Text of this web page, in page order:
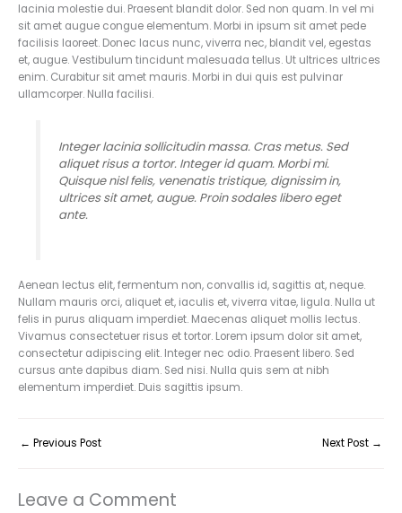
lacinia molestie dui. Praesent blandit dolor. Sed non quam. In vel mi
sit amet augue congue elementum. Morbi in ipsum sit amet pede
facilisis laoreet. Donec lacus nunc, viverra nec, blandit vel, egestas
et, augue. Vestibulum tincidunt malesuada tellus. Ut ultrices ultrices
enim. Curabitur sit amet mauris. Morbi in dui quis est pulvinar
ullamcorper. Nulla facilisi.
Integer lacinia sollicitudin massa. Cras metus. Sed
aliquet risus a tortor. Integer id quam. Morbi mi.
Quisque nisl felis, venenatis tristique, dignissim in,
ultrices sit amet, augue. Proin sodales libero eget
ante.
Aenean lectus elit, fermentum non, convallis id, sagittis at, neque.
Nullam mauris orci, aliquet et, iaculis et, viverra vitae, ligula. Nulla ut
felis in purus aliquam imperdiet. Maecenas aliquet mollis lectus.
Vivamus consectetuer risus et tortor. Lorem ipsum dolor sit amet,
consectetur adipiscing elit. Integer nec odio. Praesent libero. Sed
cursus ante dapibus diam. Sed nisi. Nulla quis sem at nibh
elementum imperdiet. Duis sagittis ipsum.
← Previous Post Next Post →
Leave a Comment